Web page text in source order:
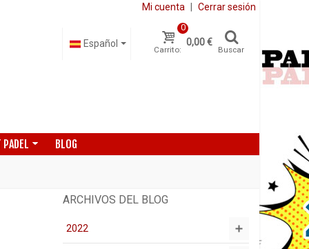
Mi cuenta Cerrar sesión
Carrito:
0
0,00 €
Buscar
Español
BLOG
ARCHIVOS DEL BLOG
2022